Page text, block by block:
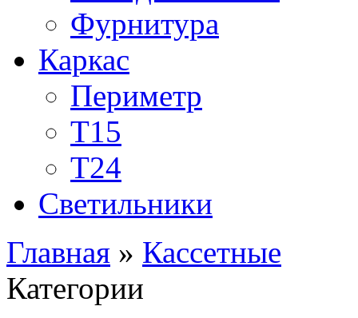
Фурнитура
Каркас
Периметр
Т15
Т24
Светильники
Главная » Кассетные
Категории